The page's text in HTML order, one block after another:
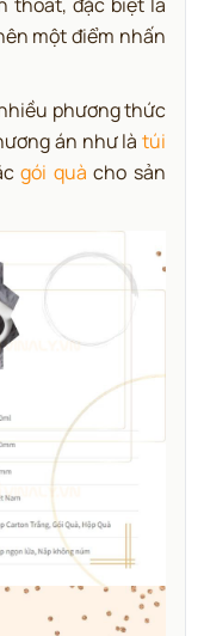
một điểm nhấn
phương thức
án như là túi
gói quà cho sản